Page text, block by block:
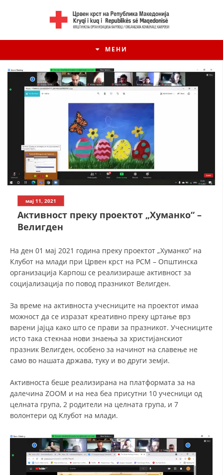
МЕНИ
ДЕЈСТВУВАЊЕ
ПРИРАЧНИЦИ
СТРАТЕГИИ
ЕДУКАТИВНО ИНФОРМАТИВНИ МАТЕРИЈАЛИ
ПОСТЕРИ
ПРЕЗЕНТАЦИИ
мај 11, 2021
Активност преку проектот „Хуманко“ –
Велигден
На ден 01 мај 2021 година преку проектот „Хуманко“ на
Клубот на млади при Црвен крст на РСМ – Општинска
организација Карпош се реализираше активност за
социјализација по повод празникот Велигден.
За време на активноста учесниците на проектот имаа
можност да се изразат креативно преку цртање врз
варени јајца како што се прави за празникот. Учесниците
исто така стекнаа нови знаења за христијанскиот
празник Велигден, особено за начинот на славење не
само во нашата држава, туку и во други земји.
Активноста беше реализирана на платформата за на
далечина ZOOM и на неа беа присутни 10 учесници од
целната група, 2 родители на целната група, и 7
волонтери од Клубот на млади.